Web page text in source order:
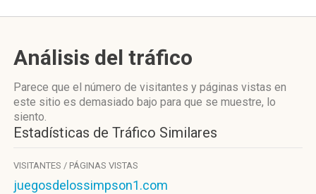
Análisis del tráfico
Parece que el número de visitantes y páginas vistas en
este sitio es demasiado bajo para que se muestre, lo
siento.
Estadísticas de Tráfico Similares
VISITANTES / PÁGINAS VISTAS
juegosdelossimpson1.com